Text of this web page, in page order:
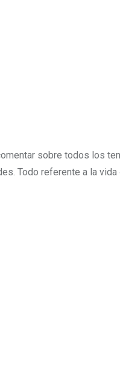
sobre todos los
Todo referente a la